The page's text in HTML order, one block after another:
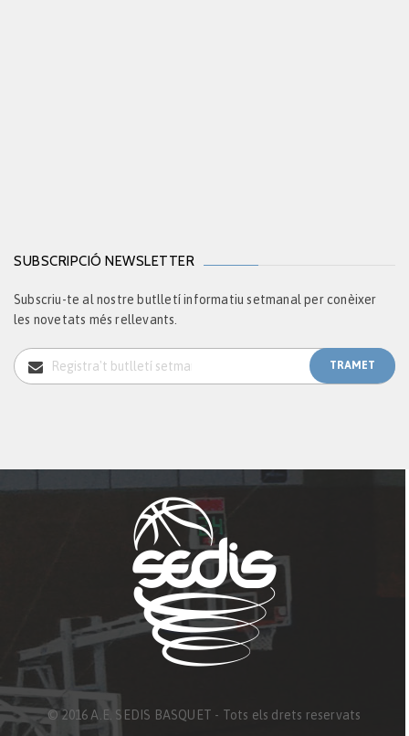
SUBSCRIPCIÓ NEWSLETTER
Subscriu-te al nostre butlletí informatiu setmanal per conèixer
les novetats més rellevants.
© 2016 A.E. SEDIS BASQUET - Tots els drets reservats